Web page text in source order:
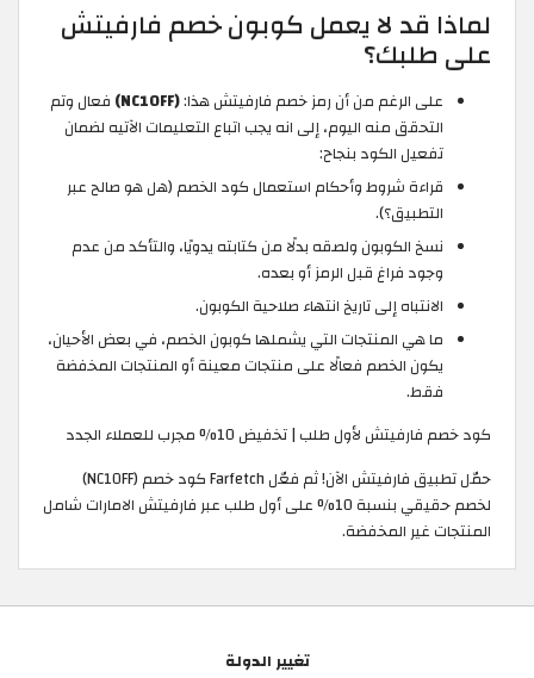
لماذا قد لا يعمل كوبون خصم فارفيتش
على طلبك؟
على الرغم من أن رمز خصم فارفيتش هذا:(NC10FF)
فعال وتم
التحقق منه اليوم، إلى انه يجب اتباع التعليمات الآتيه لضمان
تفعيل الكود بنجاح:
قراءة شروط وأحكام استعمال كود الخصم (هل هو صالح عبر
التطبيق؟).
نسخ الكوبون ولصقه بدلًا من كتابته يدويًا، والتأكد من عدم
وجود فراغ قبل الرمز أو بعده.
الانتباه إلى تاريخ انتهاء صلاحية الكوبون.
ما هي المنتجات التي يشملها كوبون الخصم، في بعض الأحيان،
يكون الخصم فعالًا على منتجات معينة أو المنتجات المخفضة
فقط.
كود خصم فارفيتش لأول طلب | تخفيض 10% مجرب للعملاء الجدد
حمّل تطبيق فارفيتش الآن! ثم فعّل Farfetch كود خصم (NC10FF)
لخصم حقيقي بنسبة 10% على أول طلب عبر فارفيتش الامارات شامل
المنتجات غير المخفضة.
تغيير الدولة